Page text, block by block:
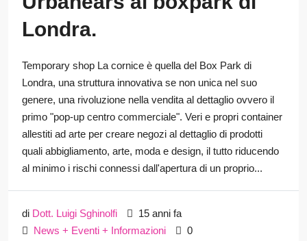
Londra.
Temporary shop La cornice è quella del Box Park di
Londra, una struttura innovativa se non unica nel suo
genere, una rivoluzione nella vendita al dettaglio ovvero il
primo "pop-up centro commerciale". Veri e propri container
allestiti ad arte per creare negozi al dettaglio di prodotti
quali abbigliamento, arte, moda e design, il tutto riducendo
al minimo i rischi connessi dall'apertura di un proprio...
di Dott. Luigi Sghinolfi
15 anni fa
News + Eventi + Informazioni
0